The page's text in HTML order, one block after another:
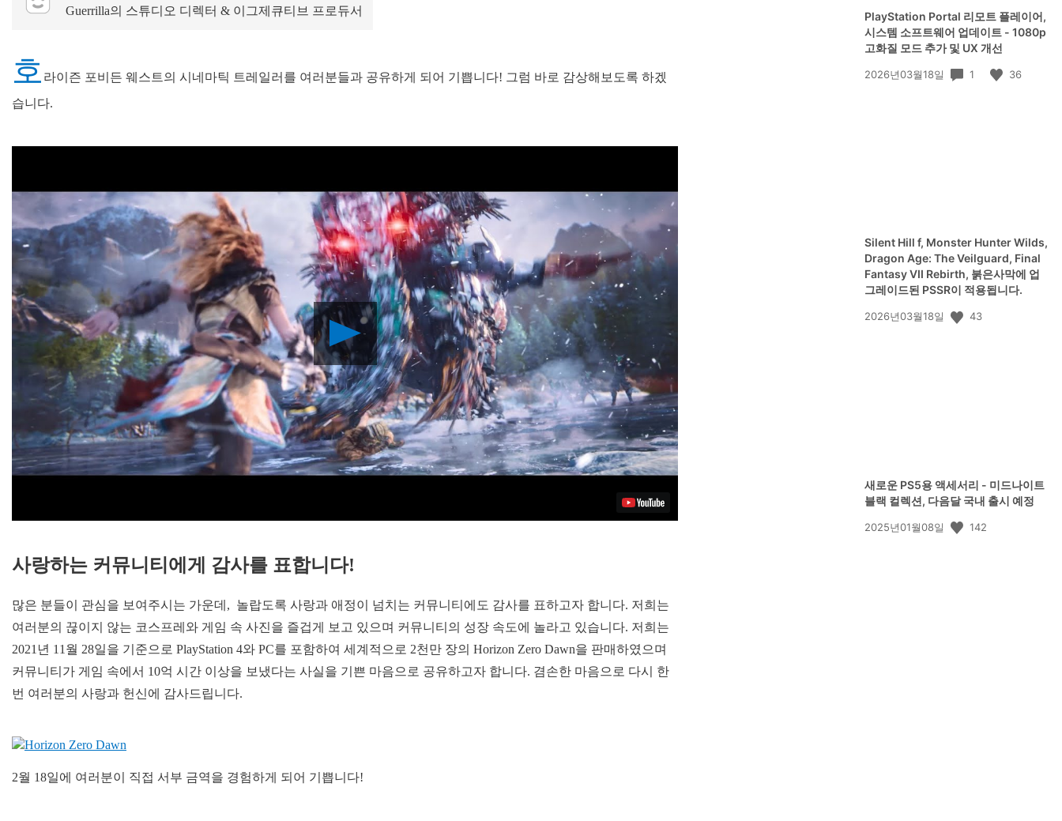
Guerrilla의 스튜디오 디렉터 & 이그제큐티브 프로듀서
호 라이즌 포비든 웨스트의 시네마틱 트레일러를 여러분들과 공유하게 되어 기쁩니다! 그럼 바로 감상해보도록 하겠
습니다.
Play
Video
사랑하는 커뮤니티에게 감사를 표합니다!
많은 분들이 관심을 보여주시는 가운데, 놀랍도록 사랑과 애정이 넘치는 커뮤니티에도 감사를 표하고자 합니다. 저희는
여러분의 끊이지 않는 코스프레와 게임 속 사진을 즐겁게 보고 있으며 커뮤니티의 성장 속도에 놀라고 있습니다. 저희는
2021년 11월 28일을 기준으로 PlayStation 4와 PC를 포함하여 세계적으로 2천만 장의 Horizon Zero Dawn을 판매하였으며
커뮤니티가 게임 속에서 10억 시간 이상을 보냈다는 사실을 기쁜 마음으로 공유하고자 합니다. 겸손한 마음으로 다시 한
번 여러분의 사랑과 헌신에 감사드립니다.
2월 18일에 여러분이 직접 서부 금역을 경험하게 되어 기쁩니다!
PlayStation Portal 리모트 플레이어,
시스템 소프트웨어 업데이트 - 1080p
고화질 모드 추가 및 UX 개선
공
2026년03월18일 1 36
Silent Hill f, Monster Hunter Wilds,
Dragon Age: The Veilguard, Final
Fantasy VII Rebirth, 붉은사막에 업
그레이드된 PSSR이 적용됩니다.
공
2026년03월18일 43
새로운 PS5용 액세서리 - 미드나이트
블랙 컬렉션, 다음달 국내 출시 예정
공
2025년01월08일 142